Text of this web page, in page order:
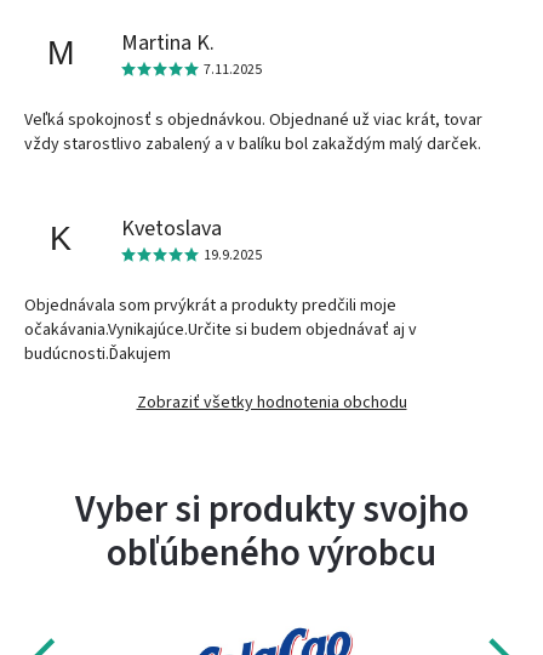
M Martina K.
7.11.2025
Veľká spokojnosť s objednávkou. Objednané už viac krát, tovar
vždy starostlivo zabalený a v balíku bol zakaždým malý darček.
K Kvetoslava
19.9.2025
Objednávala som prvýkrát a produkty predčili moje
očakávania.Vynikajúce.Určite si budem objednávať aj v
budúcnosti.Ďakujem
Zobraziť všetky hodnotenia obchodu
Vyber si produkty svojho
obľúbeného výrobcu